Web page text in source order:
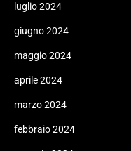
luglio 2024
giugno 2024
maggio 2024
aprile 2024
marzo 2024
febbraio 2024